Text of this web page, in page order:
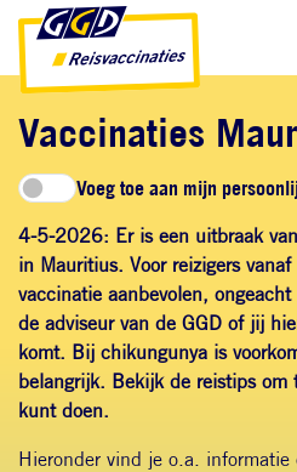
Direct naar inhoud
Direct naar hoofdnavigatie
Direct naar zoekfunctie
Vaccinaties
Voeg toe aan mijn
4-5-2026: Er is een uitbraak
in Mauritius. Voor reizigers
vaccinatie aanbevolen,
de adviseur van de GGD of jij
komt. Bij chikungunya is
belangrijk. Bekijk de reistipsom
kunt doen.
Hieronder vind je o.a. informatie